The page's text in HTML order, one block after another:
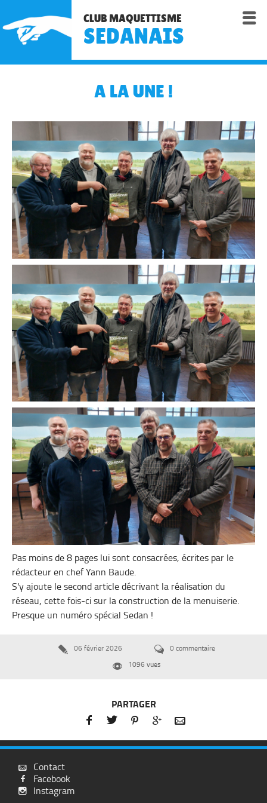
CLUB MAQUETTISME
SEDANAIS

A LA UNE !
Pas moins de 8 pages lui sont consacrées, écrites par le
rédacteur en chef Yann Baude.
S'y ajoute le second article décrivant la réalisation du
réseau, cette fois-ci sur la construction de la menuiserie.
Presque un numéro spécial Sedan !
 06 février 2026  0 commentaire
 1096 vues
PARTAGER
    
 Contact
 Facebook
 Instagram